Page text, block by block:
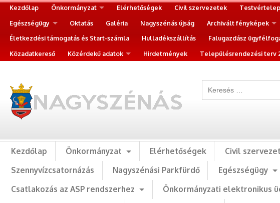
Kezdőlap Önkormányzat Elérhetőségek Civil szervezetek
Egészségügy
Oktatás Galéria Nagyszénás újság Archivált fényképek
Életkezdési támogatás és Start-számla
Hulladékszállítás Falugazdász
Közadatkereső
Közérdekű adatok Hirdetmények Településrendezési terv
Kezdőlap Önkormányzat Elérhetőségek Civil
Szennyvízcsatornázás
Nagyszénási Parkfürdő Egészségügy
Csatlakozás az ASP rendszerhez
Önkormányzati elektronikus